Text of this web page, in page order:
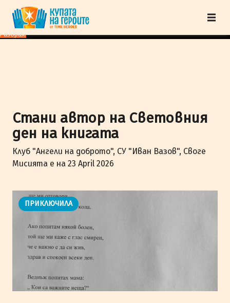
"Купата на героите" от TimeHeroes ползва cookies, за да осигурим по-
добро представяне на сайта и да подобрим Вашето преживяване.Научи
повече
Разбрах!
Стани автор на Световния
ден на книгата
Клуб "Ангели на доброто", СУ "Иван Вазов", Своге
Мисията е на 23 April 2026
ПРИКЛЮЧИЛА